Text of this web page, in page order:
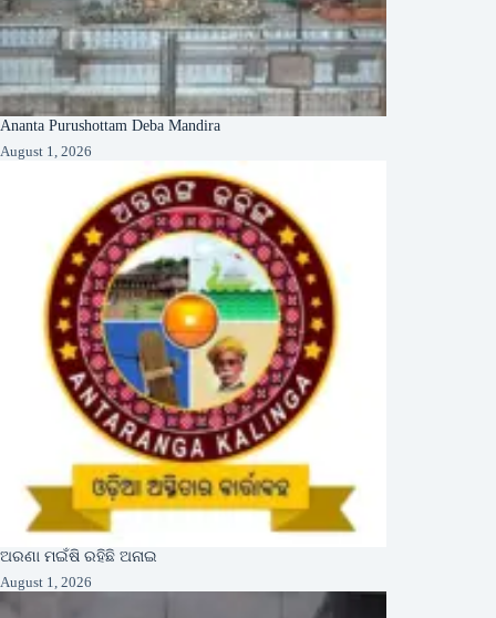
Ananta Purushottam Deba Mandira
August 1, 2026
ଅରଣା ମଇଁଷି ରହିଛି ଅନାଇ
August 1, 2026